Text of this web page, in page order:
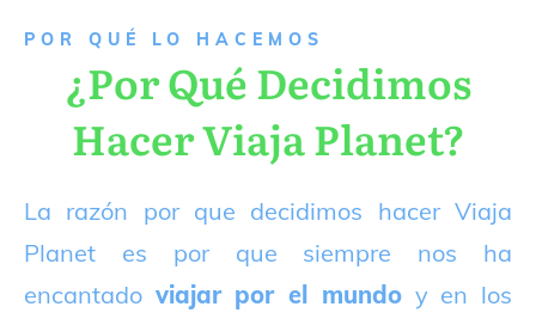
P OR QUÉ LO HACEMOS
¿Por Qué Decidimos
Hacer Viaja Planet?
La razón por que decidimos hacer Viaja
Planet es por que siempre nos ha
encantado viajar por el mundoy en los